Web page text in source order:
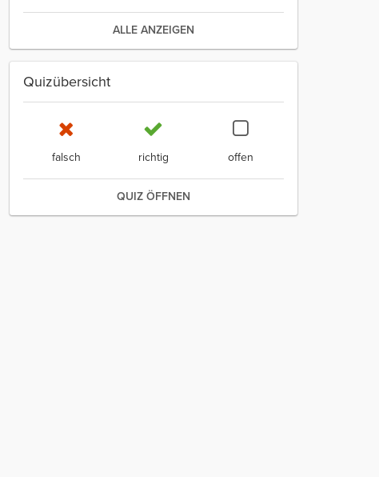
ALLE ANZEIGEN
Quizübersicht
falsch richtig offen
QUIZ ÖFFNEN